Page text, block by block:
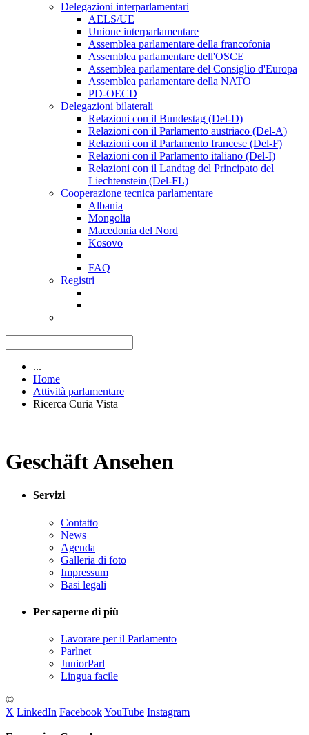
Delegazioni interparlamentari
AELS/UE
Unione interparlamentare
Assemblea parlamentare della francofonia
Assemblea parlamentare dell'OSCE
Assemblea parlamentare del Consiglio d'Europa
Assemblea parlamentare della NATO
PD-OECD
Delegazioni bilaterali
Relazioni con il Bundestag (Del-D)
Relazioni con il Parlamento austriaco (Del-A)
Relazioni con il Parlamento francese (Del-F)
Relazioni con il Parlamento italiano (Del-I)
Relazioni con il Landtag del Principato del
Liechtenstein (Del-FL)
Cooperazione tecnica parlamentare
Albania
Mongolia
Macedonia del Nord
Kosovo
FAQ
Registri
...
Home
Attività parlamentare
Ricerca Curia Vista
Geschäft Ansehen
Servizi
Contatto
News
Agenda
Galleria di foto
Impressum
Basi legali
Per saperne di più
Lavorare per il Parlamento
Parlnet
JuniorParl
Lingua facile
©
X LinkedIn FacebookYouTube Instagram